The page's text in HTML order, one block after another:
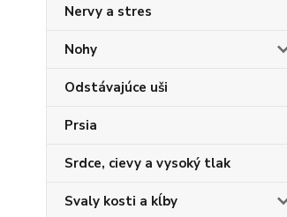
Nervy a stres
Nohy
Odstávajúce uši
Prsia
Srdce, cievy a vysoký tlak
Svaly kosti a kĺby